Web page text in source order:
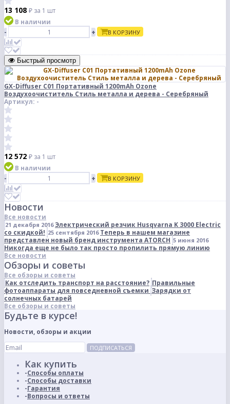
13 108 ₽ за 1 шт
В наличии
-
+ В КОРЗИНУ
Быстрый просмотр
GX-Diffuser C01 Портативный 1200mAh Ozone
Воздухоочиститель Стиль металла и дерева - Серебряный
Артикул: -
12 572 ₽ за 1 шт
В наличии
-
+ В КОРЗИНУ
Новости
Все новости
21 декабря 2016 Электрический резчик Husqvarna K 3000 Electric
со скидкой! 25 сентября 2016 Теперь в нашем магазине
представлен новый бренд инструмента ATORCH 5 июня 2016
Никогда еще не было так просто пропилить прямую линию
Все новости
Обзоры и советы
Все обзоры и советы
Как отследить транспорт на расстояние? Правильные
фотоаппараты для повседневной съемки Зарядки от
солнечных батарей
Все обзоры и советы
Будьте в курсе!
Новости, обзоры и акции
ПОДПИСАТЬСЯ
Как купить
Способы оплаты
Способы доставки
Гарантия
Вопросы и ответы